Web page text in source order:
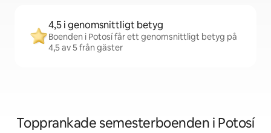
4,5 i genomsnittligt betyg
Boenden i Potosí får ett genomsnittligt betyg på
4,5 av 5 från gäster
Topprankade semesterboenden i Potosí